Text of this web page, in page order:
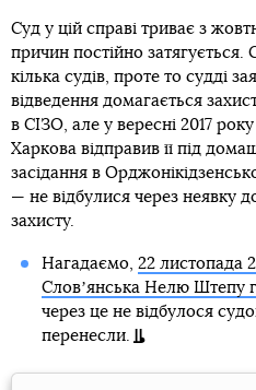
Суд у цій справі триває з
причин постійно
кілька судів, проте то судді
відведення домагається
в СІЗО, але у вересні 2017
Харкова відправив її під
засідання в
— не відбулися через неявку
захисту.
Нагадаємо, 22 листопада
Словʼянська Нелю Штепу
через це не відбулося
перенесли.